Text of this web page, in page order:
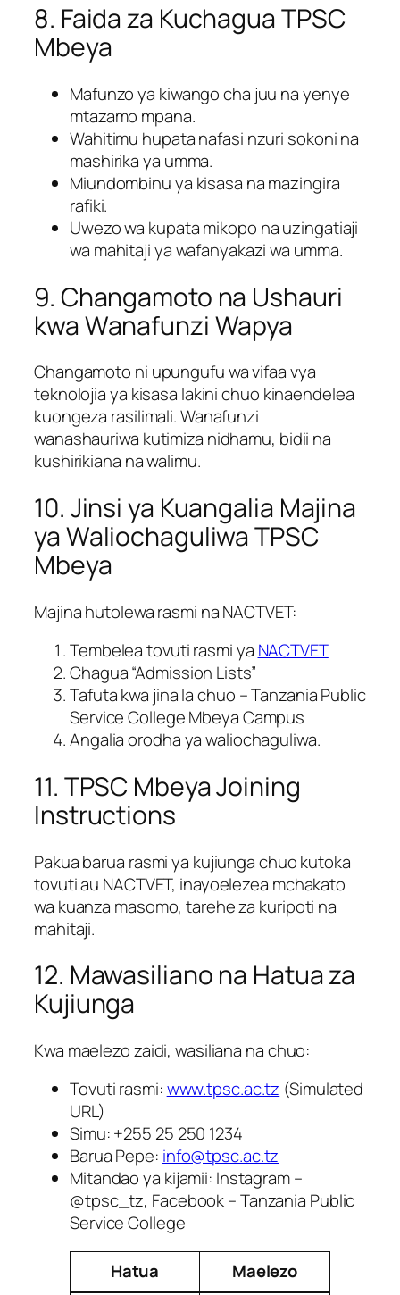
8. Faida za Kuchagua TPSC
Mbeya
Mafunzo ya kiwango cha juu na yenye
mtazamo mpana.
Wahitimu hupata nafasi nzuri sokoni na
mashirika ya umma.
Miundombinu ya kisasa na mazingira
rafiki.
Uwezo wa kupata mikopo na uzingatiaji
wa mahitaji ya wafanyakazi wa umma.
9. Changamoto na Ushauri
kwa Wanafunzi Wapya
Changamoto ni upungufu wa vifaa vya
teknolojia ya kisasa lakini chuo kinaendelea
kuongeza rasilimali. Wanafunzi
wanashauriwa kutimiza nidhamu, bidii na
kushirikiana na walimu.
10. Jinsi ya Kuangalia Majina
ya Waliochaguliwa TPSC
Mbeya
Majina hutolewa rasmi na NACTVET:
Tembelea tovuti rasmi ya NACTVET
Chagua “Admission Lists”
Tafuta kwa jina la chuo – Tanzania Public
Service College Mbeya Campus
Angalia orodha ya waliochaguliwa.
11. TPSC Mbeya Joining
Instructions
Pakua barua rasmi ya kujiunga chuo kutoka
tovuti au NACTVET, inayoelezea mchakato
wa kuanza masomo, tarehe za kuripoti na
mahitaji.
12. Mawasiliano na Hatua za
Kujiunga
Kwa maelezo zaidi, wasiliana na chuo:
Tovuti rasmi:www.tpsc.ac.tz (Simulated
URL)
Simu: +255 25 250 1234
Barua Pepe: info@tpsc.ac.tz
Mitandao ya kijamii: Instagram –
@tpsc_tz, Facebook – Tanzania Public
Service College
Hatua Maelezo